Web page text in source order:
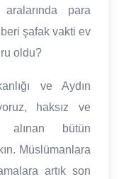
para
şafak vakti ev
oldu?
ve Aydın
haksız ve
alınan bütün
Müslümanlara
artık son